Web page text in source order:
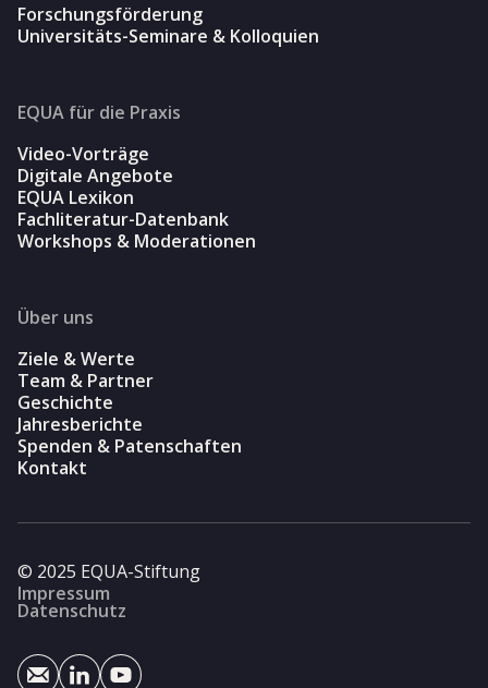
Forschungsförderung
Universitäts-Seminare & Kolloquien
EQUA für die Praxis
Video-Vorträge
Digitale Angebote
EQUA Lexikon
Fachliteratur-Datenbank
Workshops & Moderationen
Über uns
Ziele & Werte
Team & Partner
Geschichte
Jahresberichte
Spenden & Patenschaften
Kontakt
© 2025 EQUA-Stiftung
Impressum
Datenschutz